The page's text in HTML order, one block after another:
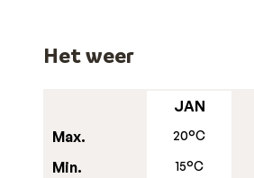
Het weer
Max.
Min.
JAN
20°C
15°C